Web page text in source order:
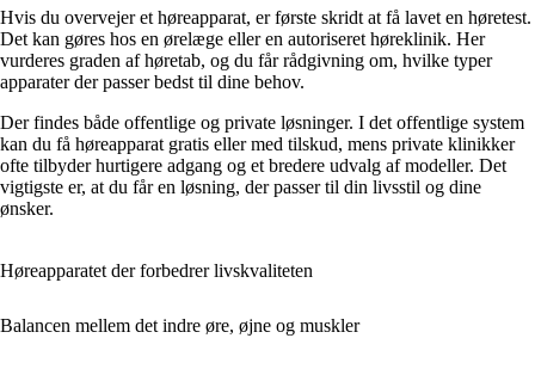
Hvis du overvejer et høreapparat, er første skridt at få lavet en høretest.
Det kan gøres hos en ørelæge eller en autoriseret høreklinik. Her
vurderes graden af høretab, og du får rådgivning om, hvilke typer
apparater der passer bedst til dine behov.
Der findes både offentlige og private løsninger. I det offentlige system
kan du få høreapparat gratis eller med tilskud, mens private klinikker
ofte tilbyder hurtigere adgang og et bredere udvalg af modeller. Det
vigtigste er, at du får en løsning, der passer til din livsstil og dine
ønsker.
Høreapparatet der forbedrer livskvaliteten
Balancen mellem det indre øre, øjne og muskler